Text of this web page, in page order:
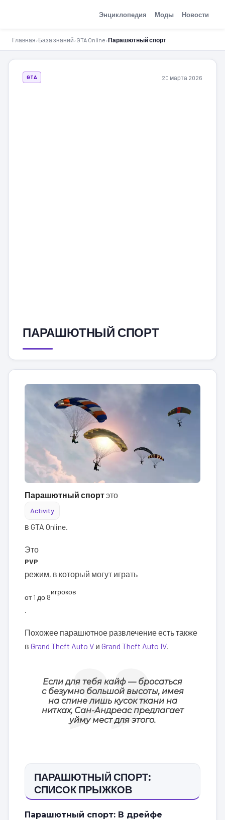
Энциклопедия Моды Новости
Главная›База знаний›GTA Online›Парашютный спорт
GTA 20 марта 2026
ПАРАШЮТНЫЙ СПОРТ
Парашютный спортэто
Activity
в GTA Online.
Это
PVP
режим, в который могут играть
от 1 до 8
игроков
.
Похожее парашютное развлечение есть также
в Grand Theft Auto V и Grand Theft Auto IV.
Если для тебя кайф — бросаться
с безумно большой высоты, имея
на спине лишь кусок ткани на
нитках, Сан-Андреас предлагает
уйму мест для этого.
ПАРАШЮТНЫЙ СПОРТ:
СПИСОК ПРЫЖКОВ
Парашютный спорт: В дрейфе